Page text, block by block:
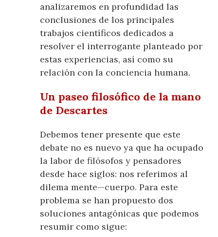
analizaremos en profundidad las
conclusiones de los principales
trabajos científicos dedicados a
resolver el interrogante planteado por
estas experiencias, así como su
relación con la conciencia humana.
Un paseo filosófico de la mano
de Descartes
Debemos tener presente que este
debate no es nuevo ya que ha ocupado
la labor de filósofos y pensadores
desde hace siglos: nos referimos al
dilema mente—cuerpo. Para este
problema se han propuesto dos
soluciones antagónicas que podemos
resumir como sigue: